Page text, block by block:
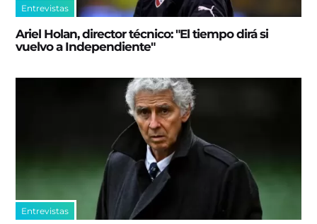
Entrevistas
Ariel Holan, director técnico: "El tiempo dirá si
vuelvo a Independiente"
Entrevistas